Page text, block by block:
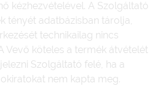
kézhezvételével. A Szolgáltató
tényét adatbázisban tárolja,
technikailag nincs
Vevő köteles a termék átvételét
Szolgáltató felé, ha a
nem kapta meg.